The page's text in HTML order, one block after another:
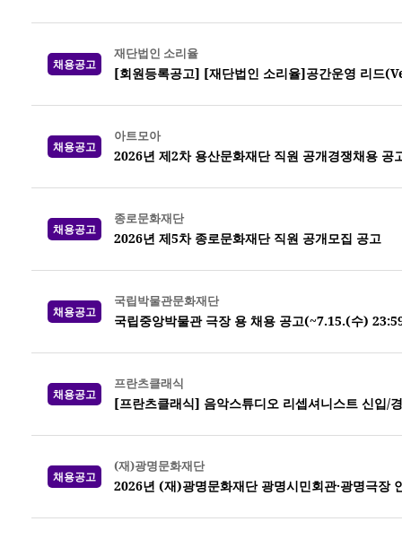
채용공고
재단법인 소리율
[회원등록공고] [재단법인 소리율]공간운영 리드
채용공고
아트모아
2026년 제2차 용산문화재단 직원 공개경쟁채용 공
채용공고
종로문화재단
2026년 제5차 종로문화재단 직원 공개모집 공고
채용공고
국립박물관문화재단
국립중앙박물관 극장 용 채용 공고(~7.15.(수)
채용공고
프란츠클래식
[프란츠클래식] 음악스튜디오 리셉셔니스트 신입/
채용공고
(재)광명문화재단
2026년 (재)광명문화재단 광명시민회관·광명극장